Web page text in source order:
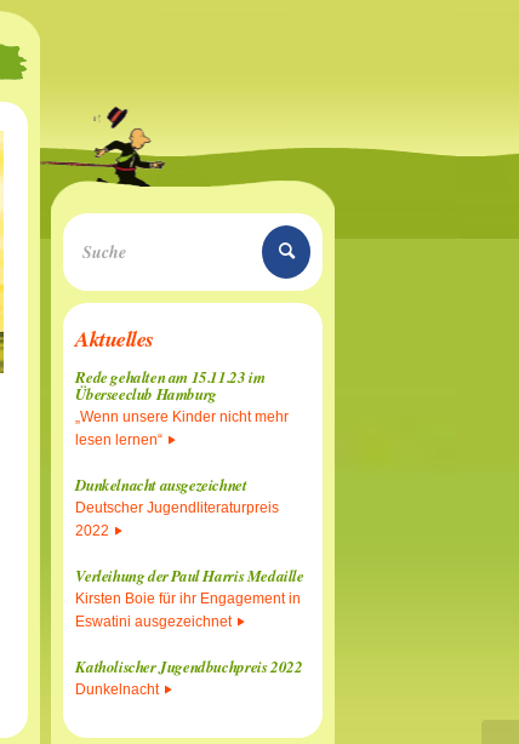
Aktuelles
Rede gehalten am 15.11.23 im
Überseeclub Hamburg
„Wenn unsere Kinder nicht mehr
lesen lernen“
Dunkelnacht ausgezeichnet
Deutscher Jugendliteraturpreis
2022
Verleihung der Paul Harris Medaille
Kirsten Boie für ihr Engagement in
Eswatini ausgezeichnet
Katholischer Jugendbuchpreis 2022
Dunkelnacht